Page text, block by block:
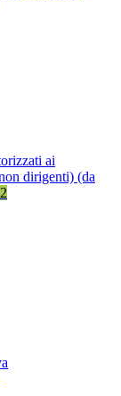
ai
dirigenti) (da